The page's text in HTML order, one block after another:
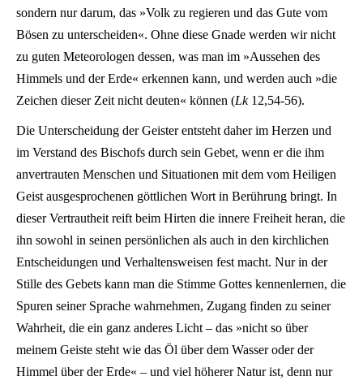
sondern nur darum, das »Volk zu regieren und das Gute vom
Bösen zu unterscheiden«. Ohne diese Gnade werden wir nicht
zu guten Meteorologen dessen, was man im »Aussehen des
Himmels und der Erde« erkennen kann, und werden auch »die
Zeichen dieser Zeit nicht deuten« können (Lk 12,54-56).
Die Unterscheidung der Geister entsteht daher im Herzen und
im Verstand des Bischofs durch sein Gebet, wenn er die ihm
anvertrauten Menschen und Situationen mit dem vom Heiligen
Geist ausgesprochenen göttlichen Wort in Berührung bringt. In
dieser Vertrautheit reift beim Hirten die innere Freiheit heran, die
ihn sowohl in seinen persönlichen als auch in den kirchlichen
Entscheidungen und Verhaltensweisen fest macht. Nur in der
Stille des Gebets kann man die Stimme Gottes kennenlernen, die
Spuren seiner Sprache wahrnehmen, Zugang finden zu seiner
Wahrheit, die ein ganz anderes Licht – das »nicht so über
meinem Geiste steht wie das Öl über dem Wasser oder der
Himmel über der Erde« – und viel höherer Natur ist, denn nur